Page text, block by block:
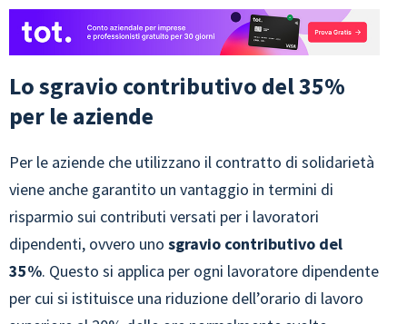
Lo sgravio contributivo del 35%
per le aziende
Per le aziende che utilizzano il contratto di solidarietà
viene anche garantito un vantaggio in termini di
risparmio sui contributi versati per i lavoratori
dipendenti, ovvero uno sgravio contributivo del
35%. Questo si applica per ogni lavoratore dipendente
per cui si istituisce una riduzione dell’orario di lavoro